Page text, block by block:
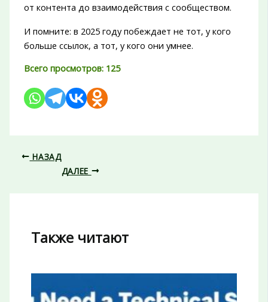
от контента до взаимодействия с сообществом.
И помните: в 2025 году побеждает не тот, у кого
больше ссылок, а тот, у кого они умнее.
Всего просмотров: 125
НАЗАД
ДАЛЕЕ
Также читают